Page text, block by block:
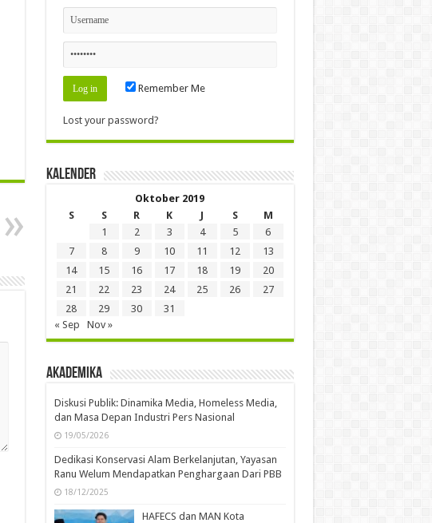
Remember Me
Lost your password?
Kalender
Oktober 2019
S
S R K J S
M
1
2 3 4 5
6
7
8 9 10 11 12
13
14
15 16 17 18 19
20
21
22 23 24 25 26
27
28
29 30
31
« Sep
Nov »
Akademika
Diskusi Publik: Dinamika Media, Homeless Media,
dan Masa Depan Industri Pers Nasional
19/05/2026
Dedikasi Konservasi Alam Berkelanjutan, Yayasan
Ranu Welum Mendapatkan Penghargaan Dari PBB
18/12/2025
HAFECS dan MAN Kota